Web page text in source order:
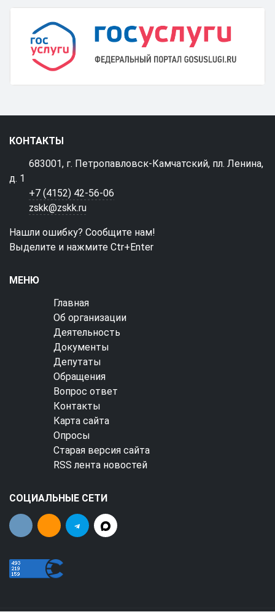
КОНТАКТЫ
683001, г. Петропавловск-Камчатский, пл. Ленина,
д. 1
+7 (4152) 42-56-06
zskk@zskk.ru
Нашли ошибку? Сообщите нам!
Выделите и нажмите Ctr+Enter
МЕНЮ
Главная
Об организации
Деятельность
Документы
Депутаты
Обращения
Вопрос ответ
Контакты
Карта сайта
Опросы
Старая версия сайта
RSS лента новостей
СОЦИАЛЬНЫЕ СЕТИ